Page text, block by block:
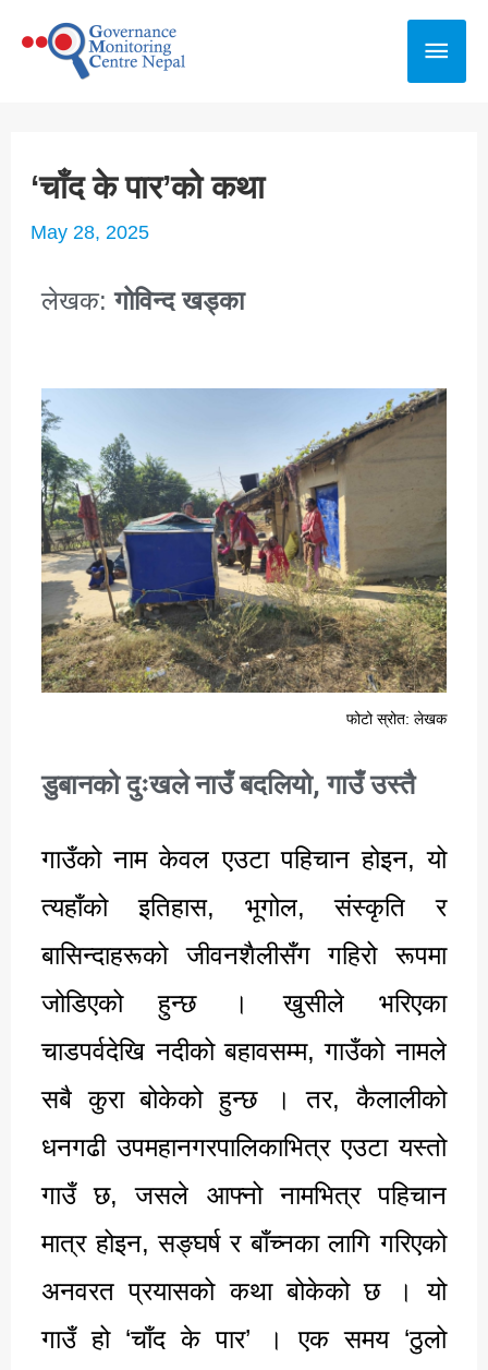
‘चाँद के पार’को कथा
May 28, 2025
लेखक:गोविन्द खड्का
फोटो स्रोत: लेखक
डुबानको दुःखले नाउँ बदलियो, गाउँ उस्तै
गाउँको नाम केवल एउटा पहिचान होइन, यो
त्यहाँको इतिहास, भूगोल, संस्कृति र
बासिन्दाहरूको जीवनशैलीसँग गहिरो रूपमा
जोडिएको हुन्छ । खुसीले भरिएका
चाडपर्वदेखि नदीको बहावसम्म, गाउँको नामले
सबै कुरा बोकेको हुन्छ । तर, कैलालीको
धनगढी उपमहानगरपालिकाभित्र एउटा यस्तो
गाउँ छ, जसले आफ्नो नामभित्र पहिचान
मात्र होइन, सङ्घर्ष र बाँच्नका लागि गरिएको
अनवरत प्रयासको कथा बोकेको छ । यो
गाउँ हो ‘चाँद के पार’ । एक समय ‘ठुलो